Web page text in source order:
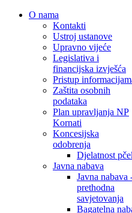
O nama
Kontakti
Ustroj ustanove
Upravno vijeće
Legislativa i
financijska izvješća
Pristup
Zaštita osobnih
podataka
Plan upravljanja NP
Kornati
Koncesijska
odobrenja
Djelatnost
Javna nabava
Javna nabava
prethodna
savjetovanja
Bagatelna